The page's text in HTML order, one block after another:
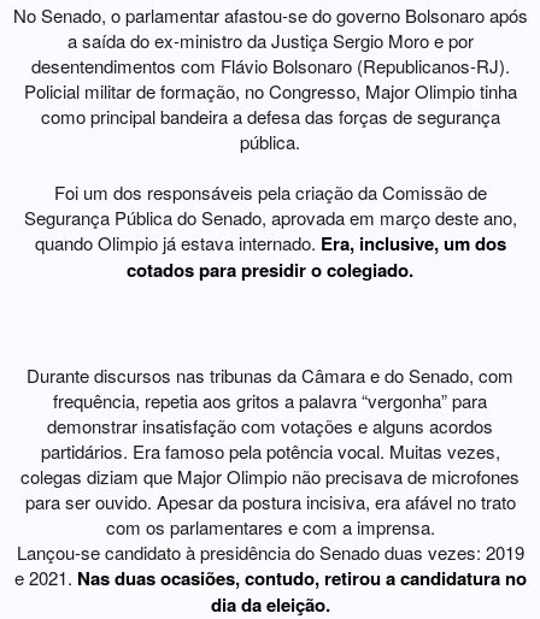
No Senado, o parlamentar afastou-se do governo Bolsonaro após
a saída do ex-ministro da Justiça Sergio Moro e por
desentendimentos com Flávio Bolsonaro (Republicanos-RJ).
Policial militar de formação, no Congresso, Major Olimpio tinha
como principal bandeira a defesa das forças de segurança
pública.
Foi um dos responsáveis pela criação da Comissão de
Segurança Pública do Senado, aprovada em março deste ano,
quando Olimpio já estava internado. Era, inclusive, um dos
cotados para presidir o colegiado.
Durante discursos nas tribunas da Câmara e do Senado, com
frequência, repetia aos gritos a palavra “vergonha” para
demonstrar insatisfação com votações e alguns acordos
partidários. Era famoso pela potência vocal. Muitas vezes,
colegas diziam que Major Olimpio não precisava de microfones
para ser ouvido. Apesar da postura incisiva, era afável no trato
com os parlamentares e com a imprensa.
Lançou-se candidato à presidência do Senado duas vezes: 2019
e 2021. Nas duas ocasiões, contudo, retirou a candidatura no
dia da eleição.